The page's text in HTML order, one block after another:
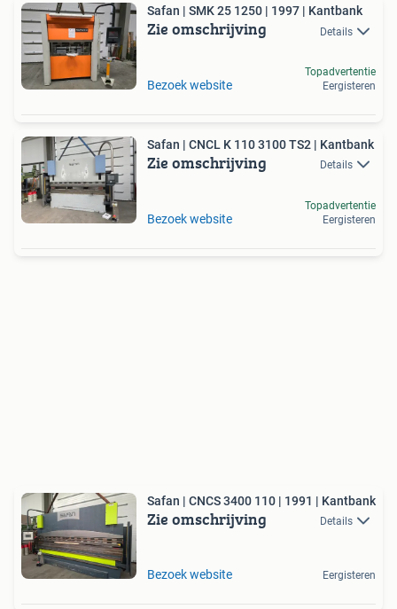
Safan | SMK 25 1250 | 1997 | Kantbank
Zie omschrijving Details
Bezoek website
Topadvertentie
Eergisteren
Safan | CNCL K 110 3100 TS2 | Kantbank
Zie omschrijving Details
Bezoek website
Topadvertentie
Eergisteren
Safan | CNCS 3400 110 | 1991 | Kantbank
Zie omschrijving Details
Bezoek website Eergisteren